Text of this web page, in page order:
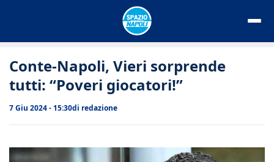
Conte-Napoli, Vieri sorprende
tutti: “Poveri giocatori!”
7 Giu 2024 - 15:30di redazione